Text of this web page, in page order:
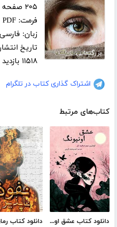
بزرگنمایی
۲۰۵ صفحه
فرمت: PDF
زبان: فارسی
تاریخ انتشار: ۱۴ اردیبهشت
۱۱۵۱۸ بازدید
اشتراک گذاری کتاب در تلگرام
کتاب‌های مرتبط
دانلود کتاب عشق اونیونگ